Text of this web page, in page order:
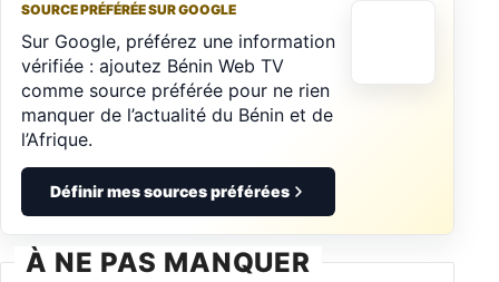
SOURCE PRÉFÉRÉE SUR GOOGLE
Sur Google, préférez une information
vérifiée : ajoutez Bénin Web TV
comme source préférée pour ne rien
manquer de l’actualité du Bénin et de
l’Afrique.
Définir mes sources préférées
À NE PAS MANQUER